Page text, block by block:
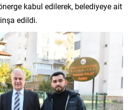
kabul edilerek, belediyeye ait
edildi.